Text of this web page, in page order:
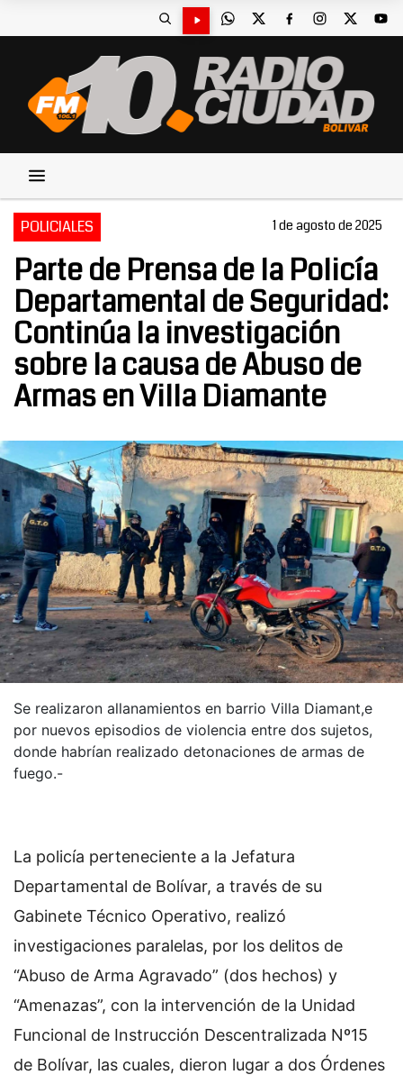
POLICIALES 1 de agosto de 2025
Parte de Prensa de la Policía
Departamental de Seguridad:
Continúa la investigación
sobre la causa de Abuso de
Armas en Villa Diamante
Se realizaron allanamientos en barrio Villa Diamant,e
por nuevos episodios de violencia entre dos sujetos,
donde habrían realizado detonaciones de armas de
fuego.-
La policía perteneciente a la Jefatura
Departamental de Bolívar, a través de su
Gabinete Técnico Operativo, realizó
investigaciones paralelas, por los delitos de
“Abuso de Arma Agravado” (dos hechos) y
“Amenazas”, con la intervención de la Unidad
Funcional de Instrucción Descentralizada Nº15
de Bolívar, las cuales, dieron lugar a dos Órdenes